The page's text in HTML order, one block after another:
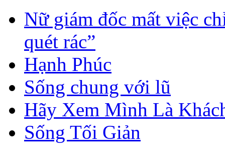
Nữ giám đốc mất việc
quét rác”
Hạnh Phúc
Sống chung với lũ
Hãy Xem Mình Là
Sống Tối Giản